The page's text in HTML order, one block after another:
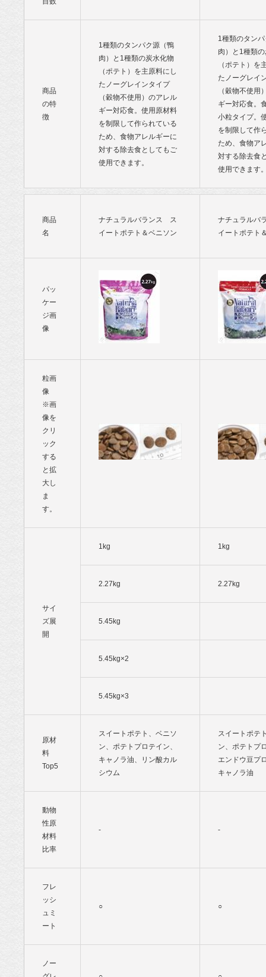
商品
の特
徴
1種類のタンパク源（鴨
肉）と1種類の炭水化物
（ポテト）を主原料にし
たノーグレインタイプ
（穀物不使用）のアレル
ギー対応食。使用原材料
を制限して作られている
ため、食物アレルギーに
対する除去食としてもご
使用できます。
1種類のタン
肉）と1種類
（ポテト）を
たノーグレイ
（穀物不使用
ギー対応食。
小粒タイプ。
を制限して作
ため、食物ア
対する除去食
使用できます
商品
名
ナチュラルバランス ス
イートポテト＆ベニソン
ナチュラルバ
イートポテト
パッ
ケー
ジ画
像
粒画
像
※画
像を
クリ
ック
する
と拡
大し
ま
す。
サイ
ズ展
開
1kg 1kg
2.27kg 2.27kg
5.45kg
5.45kg×2
5.45kg×3
原材
料
Top5
スイートポテト、ベニソ
ン、ポテトプロテイン、
キャノラ油、リン酸カル
シウム
スイートポテ
ン、ポテトプ
エンドウ豆プ
キャノラ油
動物
性原
材料
比率
- -
フレ
ッシ
ュミ
ート
○ ○
ノー